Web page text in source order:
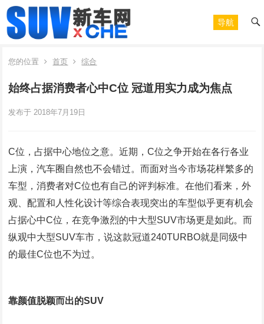
导航
您的位置 首页 综合
始终占据消费者心中C位 冠道用实力成为焦点
发布于 2018年7月19日
C位，占据中心地位之意。近期，C位之争开始在各行各业
上演，汽车圈自然也不会错过。而面对当今市场花样繁多的
车型，消费者对C位也有自己的评判标准。在他们看来，外
观、配置和人性化设计等综合表现突出的车型似乎更有机会
占据心中C位，在竞争激烈的中大型SUV市场更是如此。而
纵观中大型SUV车市，说这款冠道240TURBO就是同级中
的最佳C位也不为过。
靠颜值脱颖而出的SUV